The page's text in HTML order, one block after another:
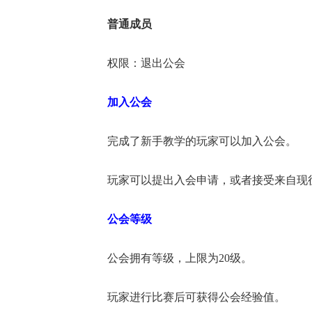
普通成员
权限：退出公会
加入公会
完成了新手教学的玩家可以加入公会。
玩家可以提出入会申请，或者接受来自现
公会等级
公会拥有等级，上限为20级。
玩家进行比赛后可获得公会经验值。